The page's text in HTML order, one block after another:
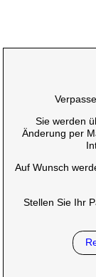
Sie werden
Änderung per
Auf Wunsch
Stellen Sie Ihr